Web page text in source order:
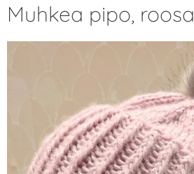
Muhkea pipo, roosa